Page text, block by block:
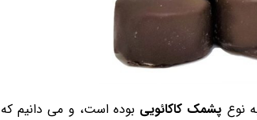
نوع پشمک کاکائویی بوده است، و می دانیم که